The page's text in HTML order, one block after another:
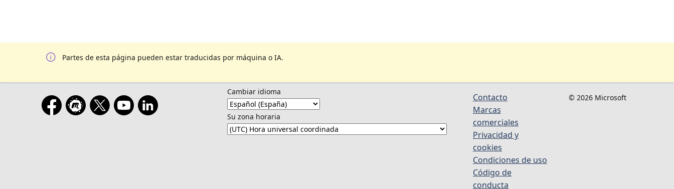
Partes de esta página pueden estar traducidas por máquina o IA.
Cambiar idioma
Su zona horaria
Contacto
Marcas
comerciales
Privacidad y
cookies
Condiciones de uso
Código de
conducta
© 2026 Microsoft